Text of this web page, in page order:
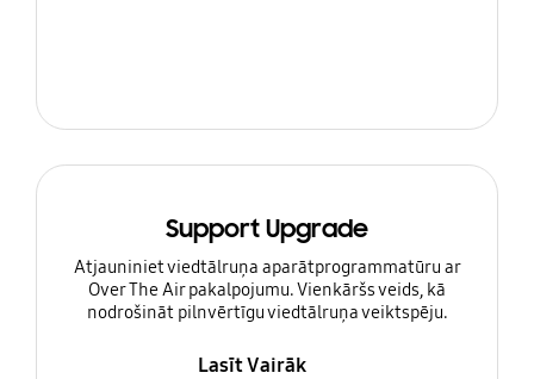
Support Upgrade
Atjauniniet viedtālruņa aparātprogrammatūru ar
Over The Air pakalpojumu. Vienkāršs veids, kā
nodrošināt pilnvērtīgu viedtālruņa veiktspēju.
Lasīt Vairāk